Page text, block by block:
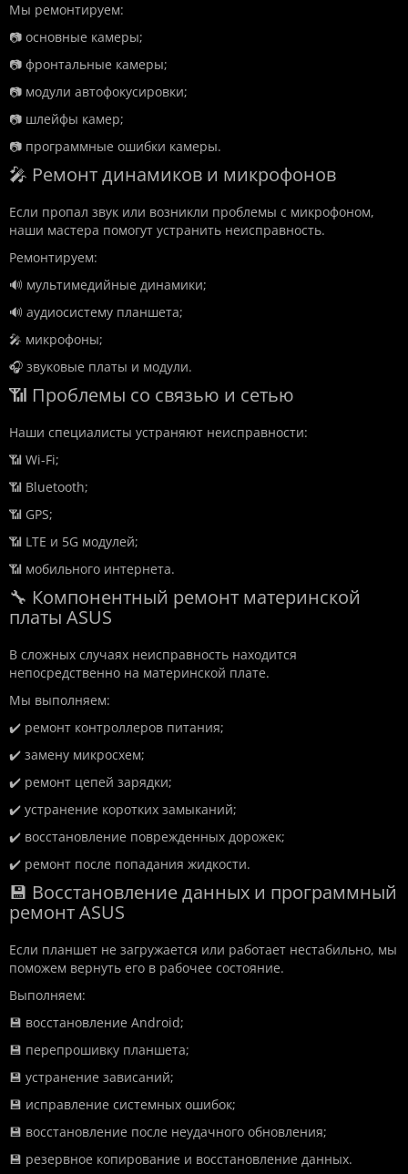
Мы ремонтируем:
📷 основные камеры;
📷 фронтальные камеры;
📷 модули автофокусировки;
📷 шлейфы камер;
📷 программные ошибки камеры.
🎤 Ремонт динамиков и микрофонов
Если пропал звук или возникли проблемы с микрофоном,
наши мастера помогут устранить неисправность.
Ремонтируем:
🔊 мультимедийные динамики;
🔊 аудиосистему планшета;
🎤 микрофоны;
🎧 звуковые платы и модули.
📶 Проблемы со связью и сетью
Наши специалисты устраняют неисправности:
📶 Wi-Fi;
📶 Bluetooth;
📶 GPS;
📶 LTE и 5G модулей;
📶 мобильного интернета.
🔧 Компонентный ремонт материнской
платы ASUS
В сложных случаях неисправность находится
непосредственно на материнской плате.
Мы выполняем:
✔️ ремонт контроллеров питания;
✔️ замену микросхем;
✔️ ремонт цепей зарядки;
✔️ устранение коротких замыканий;
✔️ восстановление поврежденных дорожек;
✔️ ремонт после попадания жидкости.
💾 Восстановление данных и программный
ремонт ASUS
Если планшет не загружается или работает нестабильно, мы
поможем вернуть его в рабочее состояние.
Выполняем:
💾 восстановление Android;
💾 перепрошивку планшета;
💾 устранение зависаний;
💾 исправление системных ошибок;
💾 восстановление после неудачного обновления;
💾 резервное копирование и восстановление данных.